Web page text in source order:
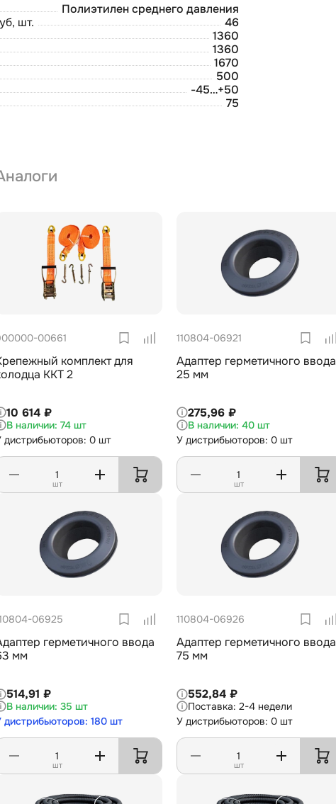
Полиэтилен среднего давления
шт.
46
1360
1360
1670
500
-45…+50
75
00661
комплект для
ККТ 2
10 614 ₽
74 шт
дистрибьюторов: 0 шт
шт
110804-06921
Адаптер герметичного ввода
25 мм
275,96 ₽
40 шт
У дистрибьюторов: 0 шт
шт
06925
герметичного ввода
мм
514,91 ₽
35 шт
дистрибьюторов: 180 шт
шт
110804-06926
Адаптер герметичного ввода
75 мм
552,84 ₽
2-4 недели
У дистрибьюторов: 0 шт
шт